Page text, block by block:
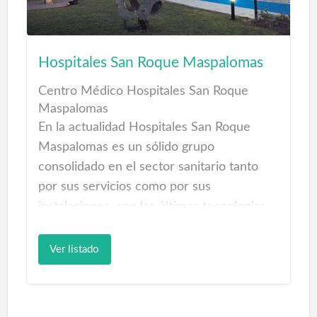
tristeza hasta la depresión crónica.
Psiquiatra Las Palmas
Certificados Médicos
Hospitales San Roque Maspalomas
Centro Médico Hospitales San Roque
Maspalomas
En la actualidad Hospitales San Roque
Maspalomas es un sólido grupo
consolidado en el sector sanitario tanto
por sus servicios como por sus
instalaciones, con las últimas tecnologías
atención a la salud y bienestar de sus
pacientes.
Ver listado